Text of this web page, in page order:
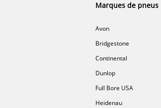
Marques de pneus
Avon
Bridgestone
Continental
Dunlop
Full Bore USA
Heidenau